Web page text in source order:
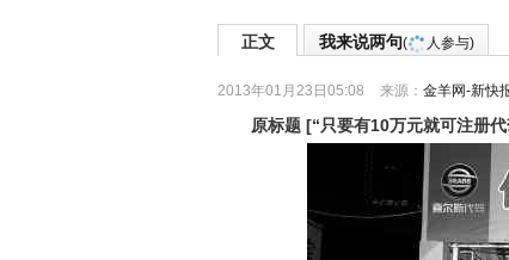
正文 我来说两句( 人参与)
2013年01月23日05:08 来源： 金羊网-新快
原标题 [“只要有10万元就可注册